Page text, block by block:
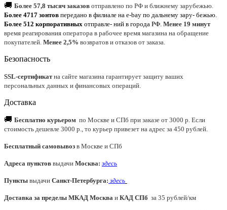
🚚 Более 57,8 тысяч заказов отправлено по РФ и ближнему зарубежью.
Более 4717 зонтов передано в филиале на e-bay по дальнему зару- бежью.
Более 512 корпоративных отправле- ний в города РФ. Менее 19 минут
время реагирования оператора в рабочее время магазина на обращение
покупателей. Менее 2,5% возвратов и отказов от заказа.
Безопасность
SSL-сертификатна сайте магазина гарантирует защиту ваших
персональных данных и финансовых операций.
Доставка
🚚 Бесплатно курьером по Москве и СПб при заказе от 3000 р. Если
стоимость дешевле 3000 р., то курьер привезет на адрес за 450 рублей.
Бесплатный самовывоз в Москве и СПб
Адреса пунктов выдачи Москва: здесь
Пункты выдачи Санкт-Петербурга: здесь
Доставка за пределы МКАД Москва и КАД СПб за 35 рублей/км